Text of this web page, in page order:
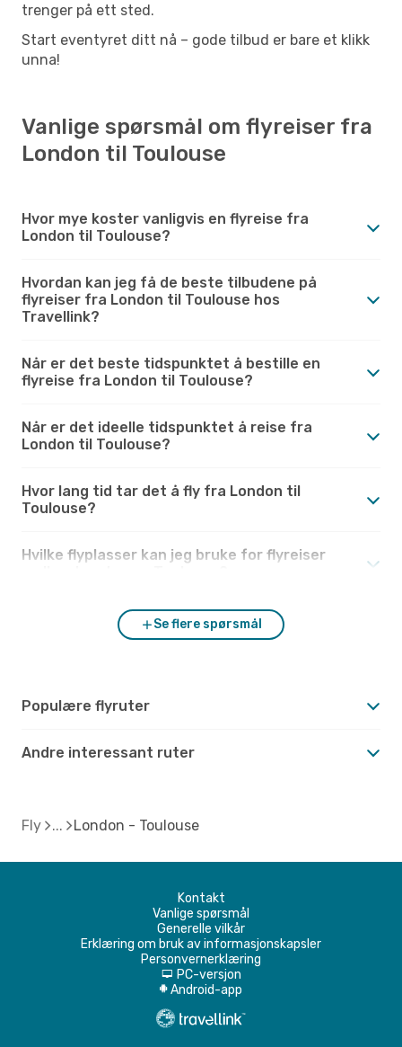
trenger på ett sted.
Start eventyret ditt nå – gode tilbud er bare et klikk
unna!
Vanlige spørsmål om flyreiser fra
London til Toulouse
Hvor mye koster vanligvis en flyreise fra
London til Toulouse?
Hvordan kan jeg få de beste tilbudene på
flyreiser fra London til Toulouse hos
Travellink?
Når er det beste tidspunktet å bestille en
flyreise fra London til Toulouse?
Når er det ideelle tidspunktet å reise fra
London til Toulouse?
Hvor lang tid tar det å fly fra London til
Toulouse?
Hvilke flyplasser kan jeg bruke for flyreiser
Se flere spørsmål
Populære flyruter
Andre interessant ruter
Fly London - Toulouse
Kontakt
Vanlige spørsmål
Generelle vilkår
Erklæring om bruk av informasjonskapsler
Personvernerklæring
d PC-versjon
A Android-app